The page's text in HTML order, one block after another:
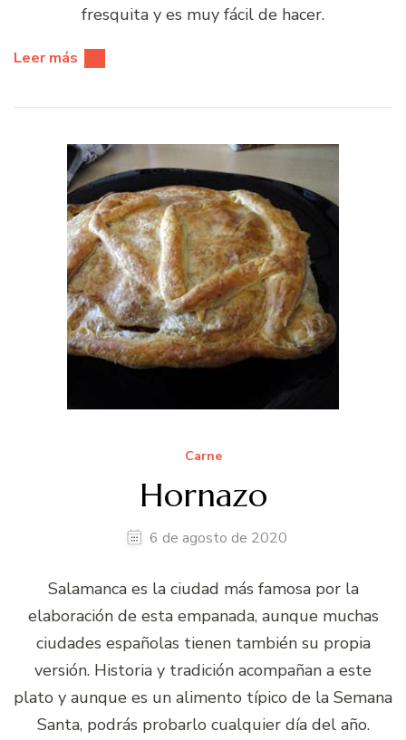
fresquita y es muy fácil de hacer.
Leer más
Carne
Hornazo
6 de agosto de 2020
Salamanca es la ciudad más famosa por la
elaboración de esta empanada, aunque muchas
ciudades españolas tienen también su propia
versión. Historia y tradición acompañan a este
plato y aunque es un alimento típico de la Semana
Santa, podrás probarlo cualquier día del año.